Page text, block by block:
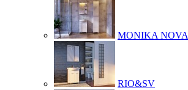
MONIKA NOVA
RIO&SV